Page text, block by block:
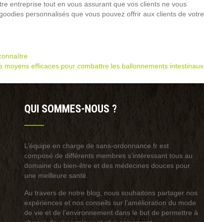
entreprise tout en vous assurant que vos clients ne vous
personnalisés que vous pouvez offrir aux clients de votre
moyens efficaces pour combattre les ballonnements intestinaux
QUI SOMMES-NOUS ?
L’équipe en charge de sans-ordonnance.fr est
composé de différents membres s’intéressant tous au
domaine du bien-être et des médecines douces pour
une meilleure santé.
Au travers de notre blog, nous souhaitons partager nos
expériences et nos conseils sur l’amélioration du mode
de vie et de l’environnement dans le but de permettre à